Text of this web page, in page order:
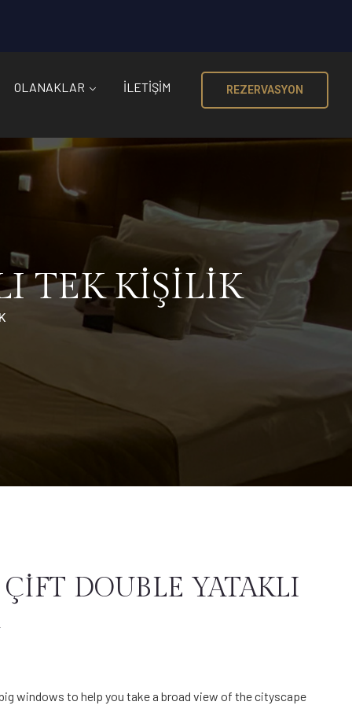
OLANAKLAR İLETIŞIM REZERVASYON
TEK KİŞİLİK
DOUBLE YATAKLI
windows to help you take a broad view of the cityscape